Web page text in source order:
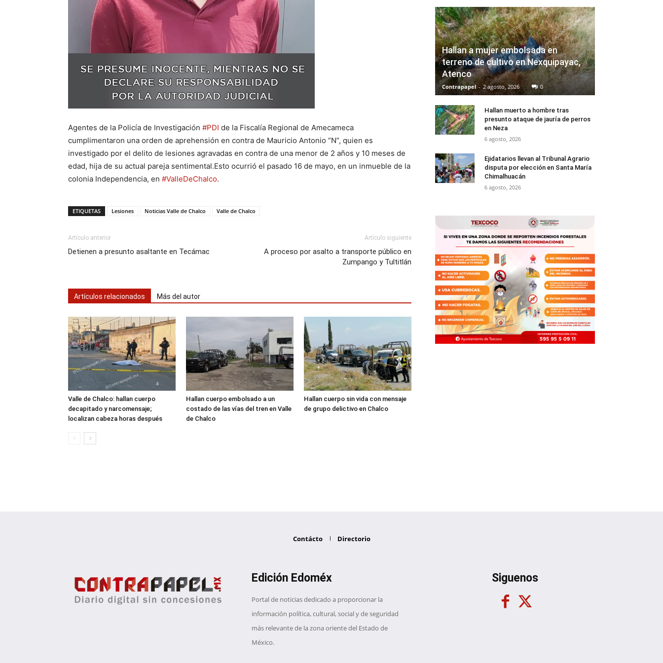
Agentes de la Policía de Investigación #PDI de la Fiscalía Regional de Amecameca
cumplimentaron una orden de aprehensión en contra de Mauricio Antonio “N”, quien es
investigado por el delito de lesiones agravadas en contra de una menor de 2 años y 10 meses de
edad, hija de su actual pareja sentimental.Esto ocurrió el pasado 16 de mayo, en un inmueble de la
colonia Independencia, en #ValleDeChalco.
ETIQUETAS Lesiones Noticias Valle de Chalco Valle de Chalco
Artículo anterior
Detienen a presunto asaltante en Tecámac
Artículo siguiente
A proceso por asalto a transporte público en
Zumpango y Tultitlán
Artículos relacionados Más del autor
Valle de Chalco: hallan cuerpo
decapitado y narcomensaje;
localizan cabeza horas después
Hallan cuerpo embolsado a un
costado de las vías del tren en Valle
de Chalco
Hallan cuerpo sin vida con mensaje
de grupo delictivo en Chalco
Hallan a mujer embolsada en
terreno de cultivo en Nexquipayac,
Atenco
Contrapapel - 2 agosto, 2026 0
Hallan muerto a hombre tras
presunto ataque de jauría de perros
en Neza
6 agosto, 2026
Ejidatarios llevan al Tribunal Agrario
disputa por elección en Santa María
Chimalhuacán
6 agosto, 2026
Contácto Directorio
Edición Edoméx
Portal de noticias dedicado a proporcionar la
información política, cultural, social y de seguridad
más relevante de la zona oriente del Estado de
México.
Siguenos